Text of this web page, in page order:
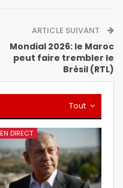
ARTICLE SUIVANT
Mondial 2026: le Maroc
peut faire trembler le
Brésil (RTL)
Tout
EN DIRECT